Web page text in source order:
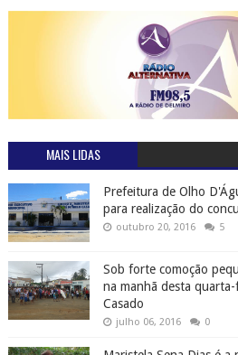
MAIS LIDAS
Prefeitura de Olho
para realização do
outubro 20, 2016 5
Sob forte comoção
na manhã desta
Casado
julho 06, 2016 0